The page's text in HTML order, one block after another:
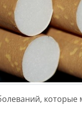
которые